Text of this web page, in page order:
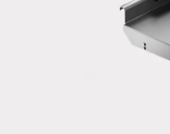
hogy elfogadom az
feldolgozásához.